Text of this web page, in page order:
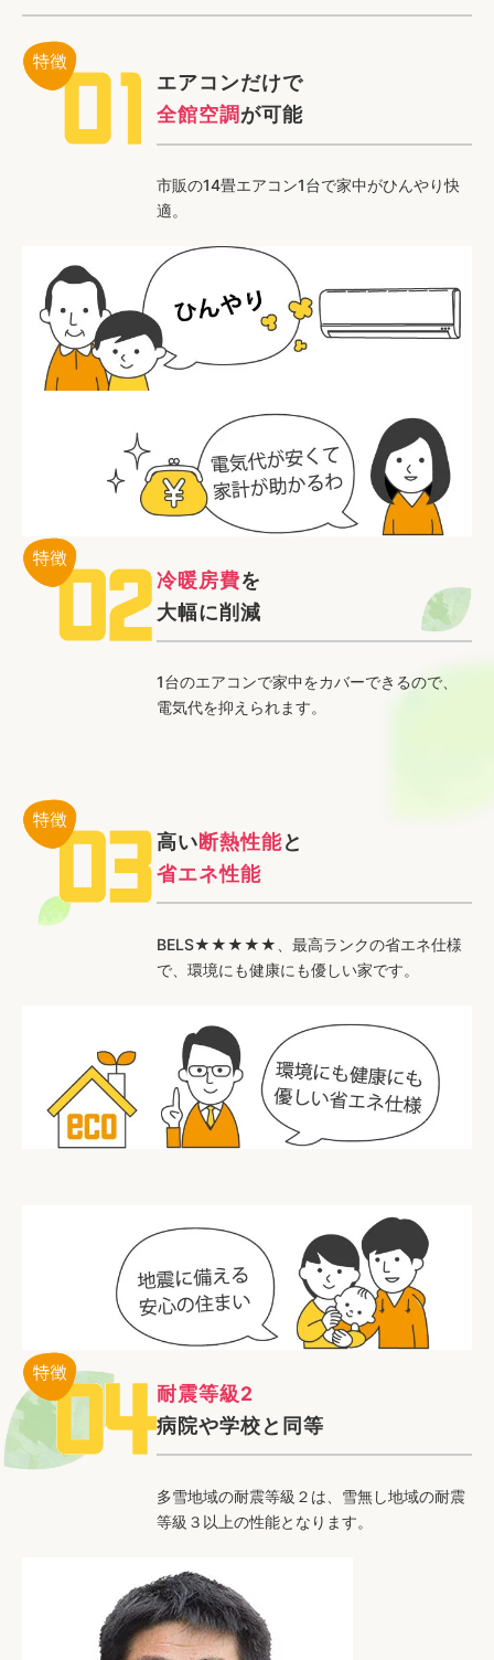
エアコンだけで
全館空調が可能
市販の14畳エアコン1台で家中がひんやり快
適。
冷暖房費を
大幅に削減
1台のエアコンで家中をカバーできるので、
電気代を抑えられます。
高い断熱性能と
省エネ性能
BELS★★★★★、最高ランクの省エネ仕様
で、環境にも健康にも優しい家です。
耐震等級2
病院や学校と同等
多雪地域の耐震等級２は、雪無し地域の耐震
等級３以上の性能となります。